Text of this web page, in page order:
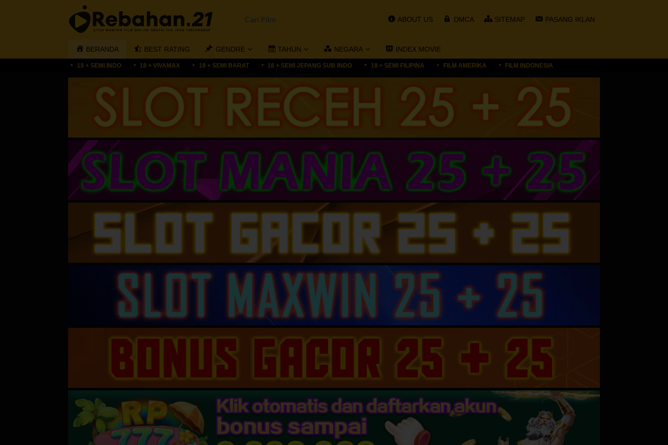
ABOUT US DMCA SITEMAP PASANG IKLAN
BERANDA BEST RATING GENDRE TAHUN NEGARA INDEX MOVIE
18 + SEMI INDO 18 + VIVAMAX 18 + SEMI BARAT 18 + SEMI JEPANG SUB INDO 18 + SEMI FILIPINA FILM AMERIKA FILM INDONESIA